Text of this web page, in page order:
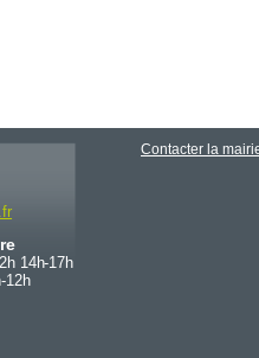
14h-17h
12h
Contacter la